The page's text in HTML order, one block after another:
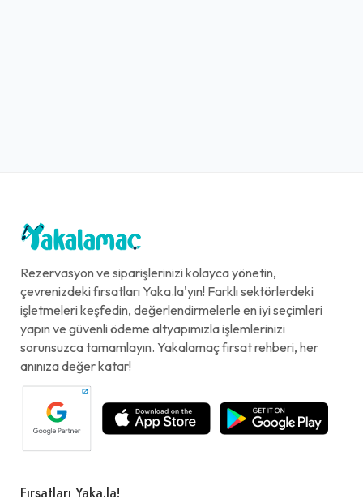
Rezervasyon ve siparişlerinizi kolayca yönetin,
çevrenizdeki fırsatları Yaka.la'yın! Farklı sektörlerdeki
işletmeleri keşfedin, değerlendirmelerle en iyi seçimleri
yapın ve güvenli ödeme altyapımızla işlemlerinizi
sorunsuzca tamamlayın. Yakalamaç fırsat rehberi, her
anınıza değer katar!
Fırsatları Yaka.la!